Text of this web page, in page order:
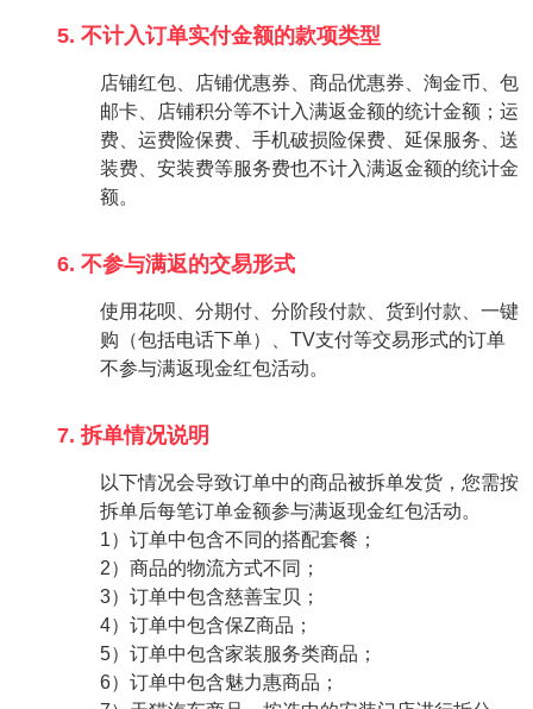
5. 不计入订单实付金额的款项类型
店铺红包、店铺优惠券、商品优惠券、淘金币、包
邮卡、店铺积分等不计入满返金额的统计金额；运
费、运费险保费、手机破损险保费、延保服务、送
装费、安装费等服务费也不计入满返金额的统计金
额。
6. 不参与满返的交易形式
使用花呗、分期付、分阶段付款、货到付款、一键
购（包括电话下单）、TV支付等交易形式的订单
不参与满返现金红包活动。
7. 拆单情况说明
以下情况会导致订单中的商品被拆单发货，您需按
拆单后每笔订单金额参与满返现金红包活动。
1）订单中包含不同的搭配套餐；
2）商品的物流方式不同；
3）订单中包含慈善宝贝；
4）订单中包含保Z商品；
5）订单中包含家装服务类商品；
6）订单中包含魅力惠商品；